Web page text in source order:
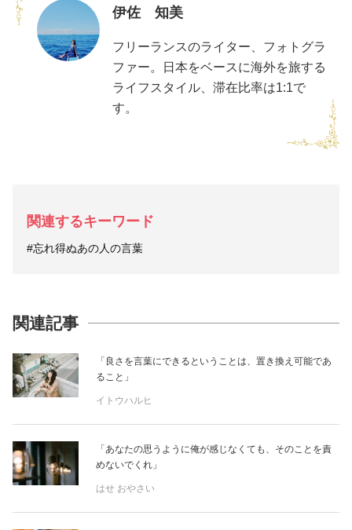
伊佐 知美
フリーランスのライター、フォトグラ
ファー。日本をベースに海外を旅する
ライフスタイル、滞在比率は1:1で
す。
関連するキーワード
#忘れ得ぬあの人の言葉
関連記事
「良さを言葉にできるということは、置き換え可能であ
ること」
イトウハルヒ
「あなたの思うように俺が感じなくても、そのことを責
めないでくれ」
はせ おやさい